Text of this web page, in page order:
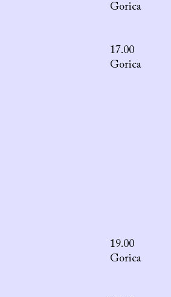
Gorica
17.00
Gorica
19.00
Gorica